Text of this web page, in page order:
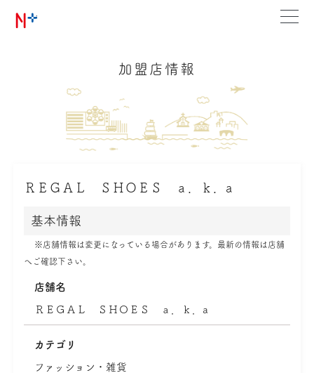
加盟店情報
ＲＥＧＡＬ ＳＨＯＥＳ ａ．ｋ．a
基本情報
※店舗情報は変更になっている場合があります。最新の情報は店舗
へご確認下さい。
店舗名
ＲＥＧＡＬ ＳＨＯＥＳ ａ．ｋ．a
カテゴリ
ファッション・雑貨